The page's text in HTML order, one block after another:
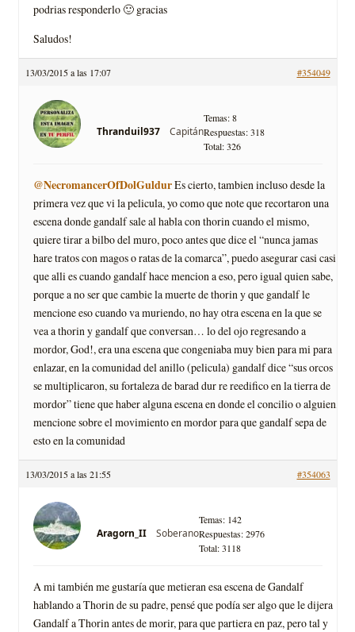
podrias responderlo 🙂 gracias
Saludos!
13/03/2015 a las 17:07 #354049
Thranduil937 Capitán
Temas: 8
Respuestas: 318
Total: 326
@NecromancerOfDolGuldurEs cierto, tambien incluso desde la
primera vez que vi la pelicula, yo como que note que recortaron una
escena donde gandalf sale al habla con thorin cuando el mismo,
quiere tirar a bilbo del muro, poco antes que dice el “nunca jamas
hare tratos con magos o ratas de la comarca”, puedo asegurar casi casi
que alli es cuando gandalf hace mencion a eso, pero igual quien sabe,
porque a no ser que cambie la muerte de thorin y que gandalf le
mencione eso cuando va muriendo, no hay otra escena en la que se
vea a thorin y gandalf que conversan… lo del ojo regresando a
mordor, God!, era una escena que congeniaba muy bien para mi para
enlazar, en la comunidad del anillo (pelicula) gandalf dice “sus orcos
se multiplicaron, su fortaleza de barad dur re reedifico en la tierra de
mordor” tiene que haber alguna escena en donde el concilio o alguien,
mencione sobre el movimiento en mordor para que gandalf sepa de
esto en la comunidad
13/03/2015 a las 21:55 #354063
Aragorn_II Soberano
Temas: 142
Respuestas: 2976
Total: 3118
A mi también me gustaría que metieran esa escena de Gandalf
hablando a Thorin de su padre, pensé que podía ser algo que le dijera
Gandalf a Thorin antes de morir, para que partiera en paz, pero tal y